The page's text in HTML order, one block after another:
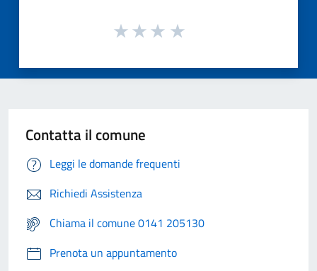
Contatta il comune
Leggi le domande frequenti
Richiedi Assistenza
Chiama il comune 0141 205130
Prenota un appuntamento